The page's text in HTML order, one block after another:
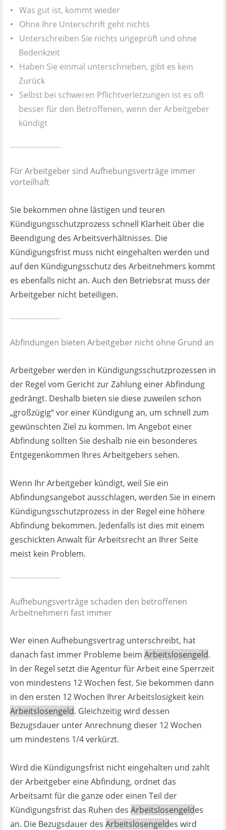
Ist es wirklich gut?
Kontakt
News
Impressum
Datenschutz
• Was gut ist, kommt wieder
•
Ohne Ihre Unterschrift geht nichts
•
Unterschreiben Sie nichts ungeprüft und ohne
Bedenkzeit
•
Haben Sie einmal unterschrieben, gibt es kein
Zurück
•
Selbst bei schweren Pflichtverletzungen ist es oft
besser für den Betroffenen, wenn der Arbeitgeber
kündigt
Für Arbeitgeber sind Aufhebungsverträge immer
vorteilhaft
Sie bekommen ohne lästigen und teuren
Kündigungsschutzprozess schnell Klarheit über die
Beendigung des Arbeitsverhältnisses. Die
Kündigungsfrist muss nicht eingehalten werden und
auf den Kündigungsschutz des Arbeitnehmers kommt
es ebenfalls nicht an. Auch den Betriebsrat muss der
Arbeitgeber nicht beteiligen.
Abfindungen bieten Arbeitgeber nicht ohne Grund an
Arbeitgeber werden in Kündigungsschutzprozessen in
der Regel vom Gericht zur Zahlung einer Abfindung
gedrängt. Deshalb bieten sie diese zuweilen schon
„großzügig“ vor einer Kündigung an, um schnell zum
gewünschten Ziel zu kommen. Im Angebot einer
Abfindung sollten Sie deshalb nie ein besonderes
Entgegenkommen Ihres Arbeitgebers sehen.
Wenn Ihr Arbeitgeber kündigt, weil Sie ein
Abfindungsangebot ausschlagen, werden Sie in einem
Kündigungsschutzprozess in der Regel eine höhere
Abfindung bekommen. Jedenfalls ist dies mit einem
geschickten Anwalt für Arbeitsrecht an Ihrer Seite
meist kein Problem.
Aufhebungsverträge schaden den betroffenen
Arbeitnehmern fast immer
Wer einen Aufhebungsvertrag unterschreibt, hat
danach fast immer Probleme beim Arbeitslosengeld.
In der Regel setzt die Agentur für Arbeit eine Sperrzeit
von mindestens 12 Wochen fest. Sie bekommen dann
in den ersten 12 Wochen Ihrer Arbeitslosigkeit kein
Arbeitslosengeld. Gleichzeitig wird dessen
Bezugsdauer unter Anrechnung dieser 12 Wochen
um mindestens 1/4 verkürzt.
Wird die Kündigungsfrist nicht eingehalten und zahlt
der Arbeitgeber eine Abfindung, ordnet das
Arbeitsamt für die ganze oder einen Teil der
Kündigungsfrist das Ruhen des Arbeitslosengeldes
an. Die Bezugsdauer des Arbeitslosengeldes wird